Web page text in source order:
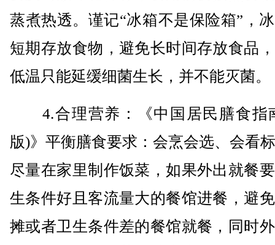
蒸煮热透。谨记“冰箱不是保险箱”，
短期存放食物，避免长时间存放食品
低温只能延缓细菌生长，并不能灭菌。
4.合理营养：《中国居民膳食指
版)》平衡膳食要求：会烹会选、会看
尽量在家里制作饭菜，如果外出就餐
生条件好且客流量大的餐馆进餐，避
摊或者卫生条件差的餐馆就餐，同时